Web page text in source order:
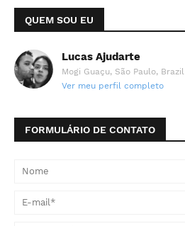
QUEM SOU EU
Lucas Ajudarte
Mogi Guaçu, São Paulo, Brazil
Ver meu perfil completo
FORMULÁRIO DE CONTATO